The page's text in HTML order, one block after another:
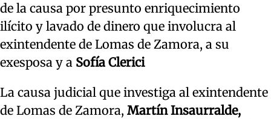
de la causa por presunto enriquecimiento
ilícito y lavado de dinero que involucra al
exintendente de Lomas de Zamora, a su
exesposa y a Sofía Clerici
La causa judicial que investiga al exintendente
de Lomas de Zamora, Martín Insaurralde,